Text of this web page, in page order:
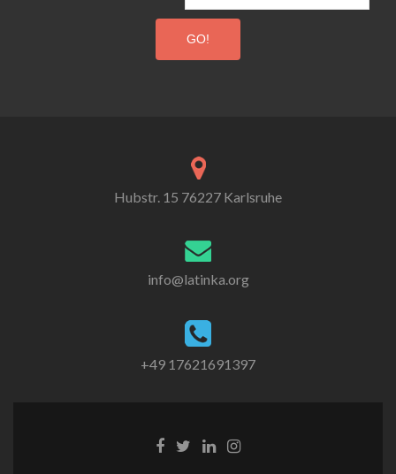
Hubstr. 15 76227 Karlsruhe
info@latinka.org
+49 17621691397